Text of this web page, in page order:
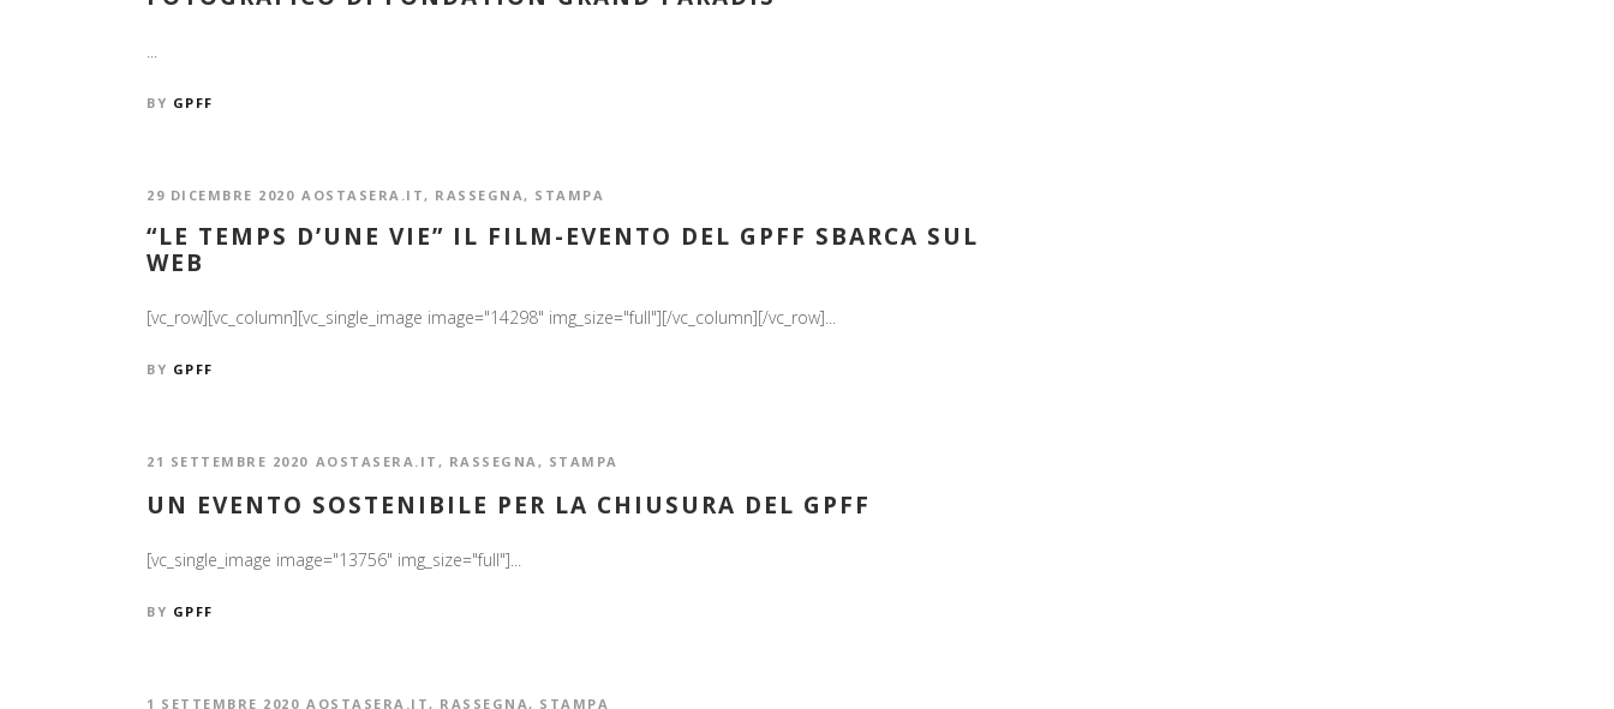
...
BY GPFF
29 DICEMBRE 2020 AOSTASERA.IT , RASSEGNA , STAMPA
“LE TEMPS D’UNE VIE” IL FILM-EVENTO DEL GPFF SBARCA SUL
WEB
[vc_row][vc_column][vc_single_image image="14298" img_size="full"][/vc_column][/vc_row]...
BY GPFF
21 SETTEMBRE 2020 AOSTASERA.IT , RASSEGNA , STAMPA
UN EVENTO SOSTENIBILE PER LA CHIUSURA DEL GPFF
[vc_single_image image="13756" img_size="full"]...
BY GPFF
1 SETTEMBRE 2020 AOSTASERA.IT , RASSEGNA , STAMPA